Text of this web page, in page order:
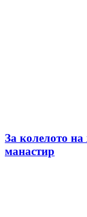
За колелото
манастир